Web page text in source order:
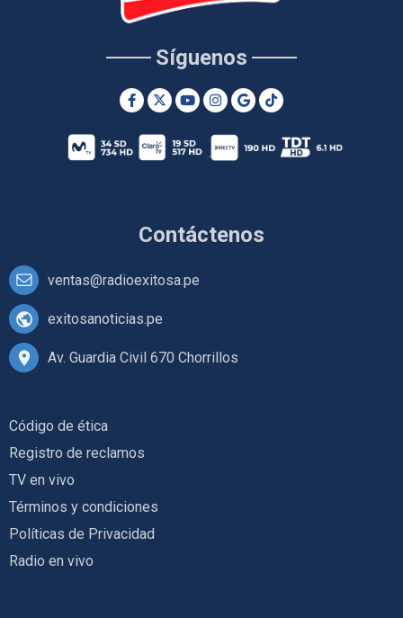
Contáctenos
ventas@radioexitosa.pe
exitosanoticias.pe
Av. Guardia Civil 670 Chorrillos
Síguenos
Código de ética
Registro de reclamos
TV en vivo
Términos y condiciones
Políticas de Privacidad
Radio en vivo